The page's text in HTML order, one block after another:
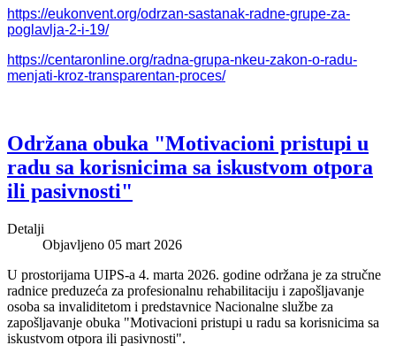
https://eukonvent.org/odrzan-sastanak-radne-grupe-za-
poglavlja-2-i-19/
https://centaronline.org/radna-grupa-nkeu-zakon-o-radu-
menjati-kroz-transparentan-proces/
Održana obuka "Motivacioni pristupi u
radu sa korisnicima sa iskustvom otpora
ili pasivnosti"
Detalji
Objavljeno 05 mart 2026
U prostorijama UIPS-a 4. marta 2026. godine održana je za stručne
radnice preduzeća za profesionalnu rehabilitaciju i zapošljavanje
osoba sa invaliditetom i predstavnice Nacionalne službe za
zapošljavanje obuka "Motivacioni pristupi u radu sa korisnicima sa
iskustvom otpora ili pasivnosti".